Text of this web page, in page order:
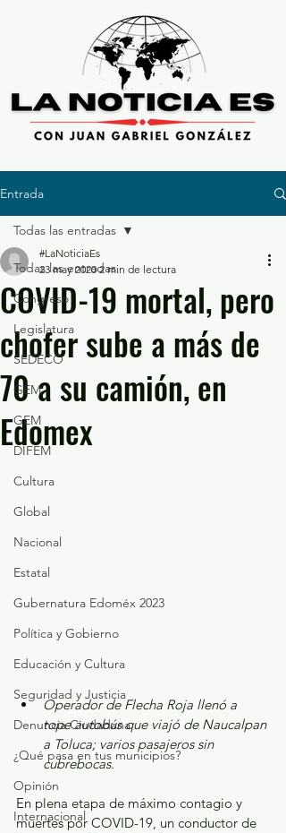
Entrada
Todas las entradas
Congreso
Legislatura
SEDECO
GEM
GEM
DIFEM
Cultura
Global
Nacional
Estatal
Gubernatura Edoméx 2023
Política y Gobierno
Educación y Cultura
Seguridad y Justicia
Denuncia Ciudadana
¿Qué pasa en tus municipios?
Opinión
Internacional
Todas las entradas
COVID-19 mortal, pero
chofer sube a más de
70 a su camión, en
Edomex
#LaNoticiaEs
23 may 2020 2 min de lectura
Operador de Flecha Roja llenó a
tope autobús que viajó de Naucalpan
a Toluca; varios pasajeros sin
cubrebocas.
En plena etapa de máximo contagio y
muertes por COVID-19, un conductor de